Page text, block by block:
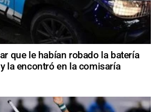
que le habían robado la batería
la encontró en la comisaría